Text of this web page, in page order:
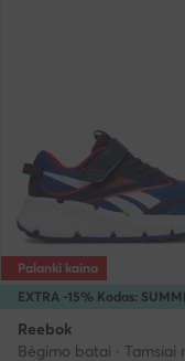
EXTRA -15% Kodas:
Palanki kaina
Reebok